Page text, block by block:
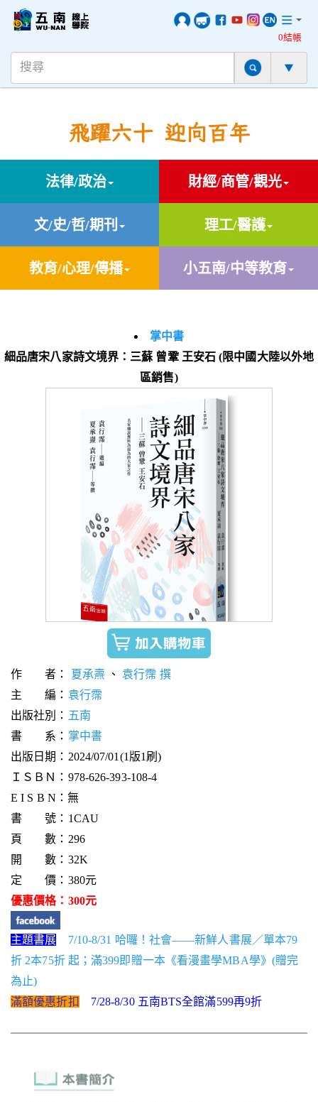
0結帳
飛躍六十 迎向百年
法律/政治 財經/商管/觀光
文/史/哲/期刊 理工/醫護
教育/心理/傳播 小五南/中等教育
掌中書
細品唐宋八家詩文境界：三蘇 曾鞏 王安石 (限中國大陸以外地
區銷售)
作 者： 夏承燾、袁行霈 撰
主 編： 袁行霈
出版社別： 五南
書 系： 掌中書
出版日期：2024/07/01(1版1刷)
ＩＳＢＮ：978-626-393-108-4
E I S B N：無
書 號：1CAU
頁 數：296
開 數：32K
定 價：380元
優惠價格：300元
主題書展
7/10-8/31 哈囉！社會——新鮮人書展／單本79
折 2本75折 起；滿399即贈一本《看漫畫學MBA學》(贈完
為止)
滿額優惠折扣
7/28-8/30 五南BTS全館滿599再9折